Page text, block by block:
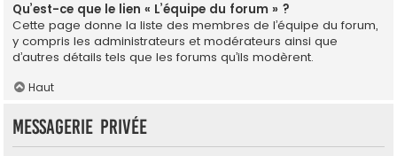
Qu’est-ce que le lien « L’équipe du forum » ?
Cette page donne la liste des membres de l’équipe du forum,
y compris les administrateurs et modérateurs ainsi que
d’autres détails tels que les forums qu’ils modèrent.
Haut
Messagerie privée